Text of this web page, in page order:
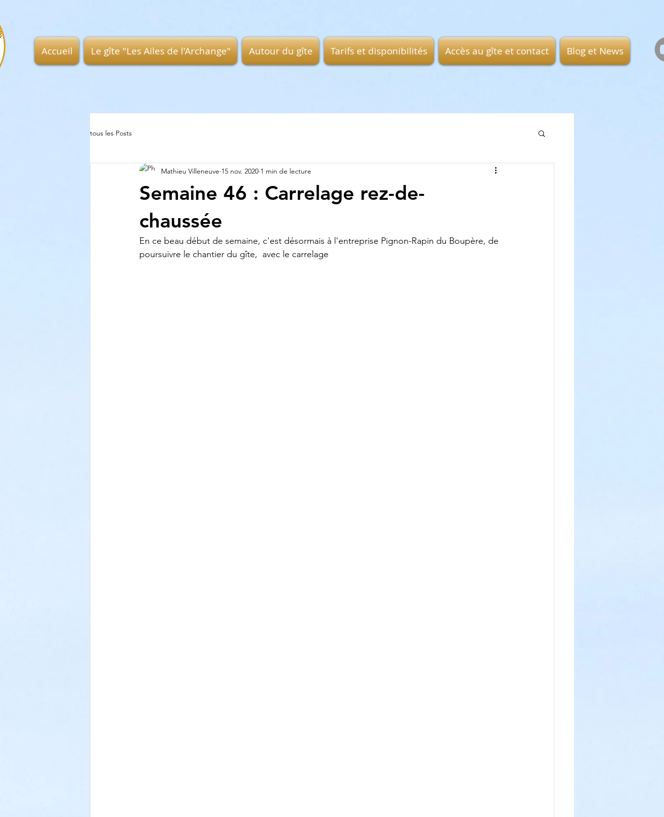
Accueil Le gîte "Les Ailes de l'Archange" Autour du gîte Tarifs et disponibilités Accès au gîte et contact Blog et News
tous les Posts
Semaine 46 : Carrelage rez-de-
chaussée
Mathieu Villeneuve 15 nov. 2020 1 min de lecture
En ce beau début de semaine, c'est désormais à l'entreprise Pignon-Rapin du Boupère, de
poursuivre le chantier du gîte,  avec le carrelage